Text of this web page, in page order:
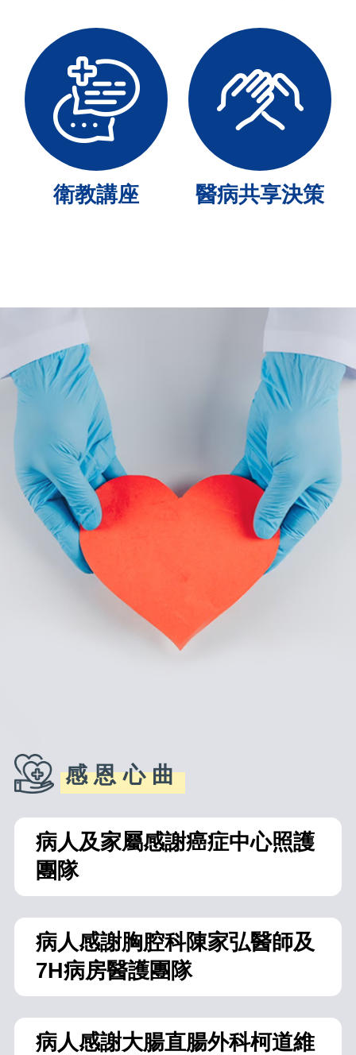
衛教講座 醫病共享決策
感恩心曲
病人及家屬感謝癌症中心照護
團隊
病人感謝胸腔科陳家弘醫師及
7H病房醫護團隊
病人感謝大腸直腸外科柯道維